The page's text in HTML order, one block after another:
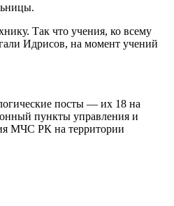
Так что учения, ко всему
Идрисов, на момент учений
посты — их 18 на
пункты управления и
МЧС РК на территории